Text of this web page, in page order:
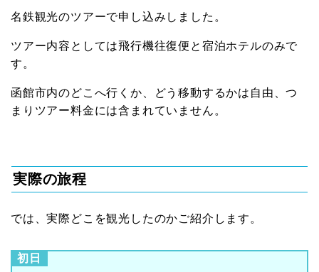
名鉄観光のツアーで申し込みしました。
ツアー内容としては飛行機往復便と宿泊ホテルのみで
す。
函館市内のどこへ行くか、どう移動するかは自由、つ
まりツアー料金には含まれていません。
実際の旅程
では、実際どこを観光したのかご紹介します。
初日